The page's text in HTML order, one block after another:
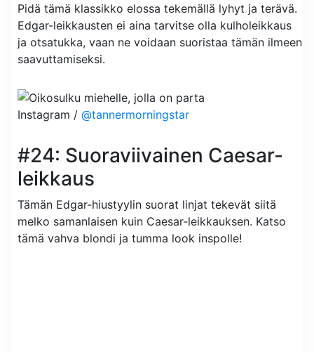
Pidä tämä klassikko elossa tekemällä lyhyt ja terävä.
Edgar-leikkausten ei aina tarvitse olla kulholeikkaus
ja otsatukka, vaan ne voidaan suoristaa tämän ilmeen
saavuttamiseksi.
Instagram / @tannermorningstar
#24: Suoraviivainen Caesar-
leikkaus
Tämän Edgar-hiustyylin suorat linjat tekevät siitä
melko samanlaisen kuin Caesar-leikkauksen. Katso
tämä vahva blondi ja tumma look inspolle!